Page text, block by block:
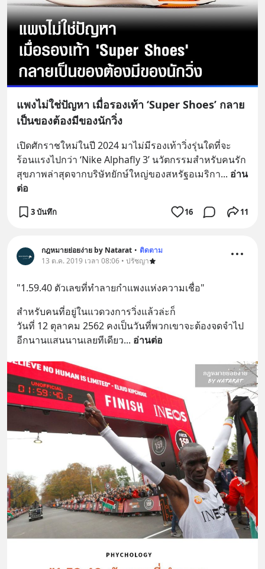
แพงไม่ใช่ปัญหา เมื่อรองเท้า ‘Super Shoes’ กลาย
เป็นของต้องมีของนักวิ่ง
เปิดศักราชใหม่ในปี 2024 มาไม่มีรองเท้าวิ่งรุ่นใดที่จะ
ร้อนแรงไปกว่า ‘Nike Alphafly 3’ นวัตกรรมสำหรับคนรัก
สุขภาพล่าสุดจากบริษัทยักษ์ใหญ่ของสหรัฐอเมริกา... อ่าน
ต่อ
3 บันทึก 16 11
กฎหมายย่อยง่าย by Natarat • ติดตาม
13 ต.ค. 2019 เวลา 08:06 • ปรัชญา
"1.59.40 ตัวเลขที่ทำลายกำแพงแห่งความเชื่อ"
สำหรับคนที่อยู่ในแวดวงการวิ่งแล้วล่ะก็
วันที่ 12 ตุลาคม 2562 คงเป็นวันที่พวกเขาจะต้องจดจำไป
อีกนานแสนนานเลยทีเดียว... อ่านต่อ